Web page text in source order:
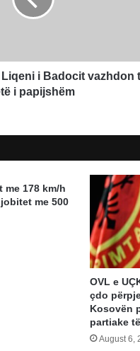
i Badocit vazhdon
i papijshëm
me 178 km/h
me 500
OVL e
çdo
Kosovën
partiake
August 6,